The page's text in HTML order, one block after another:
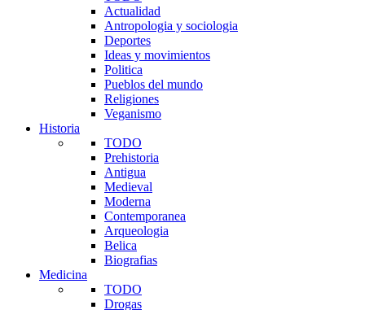
Actualidad
Antropologia y sociologia
Deportes
Ideas y movimientos
Politica
Pueblos del mundo
Religiones
Veganismo
Historia
TODO
Prehistoria
Antigua
Medieval
Moderna
Contemporanea
Arqueologia
Belica
Biografias
Medicina
TODO
Drogas